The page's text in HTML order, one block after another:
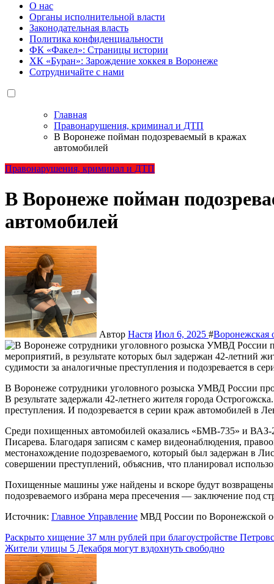
О нас
Органы исполнительной власти
Законодательная власть
Политика конфиденциальности
ФК «Факел»: Страницы истории
ХК «Буран»: Зарождение хоккея в Воронеже
Сотрудничайте с нами
Главная
Правонарушения, криминал и ДТП
В Воронеже пойман подозреваемый в кражах
автомобилей
Правонарушения, криминал и ДТП
В Воронеже пойман
автомобилей
Автор Настя Июл 6, 2025 #Воронежская
В Воронеже сотрудники уголовного розыска УМВД России провели комплекс оперативно-розыскных мероприятий.
В результате задержали 42-летнего жителя города
преступления. И подозревается в серии краж автомобилей в
Среди похищенных автомобилей оказались «БМВ-735» и ВАЗ-
Писарева. Благодаря записям с камер видеонаблюдения,
местонахождение подозреваемого, который был задержан в
совершении преступлений, объяснив, что планировал
Похищенные машины уже найдены и вскоре будут
подозреваемого избрана мера пресечения — заключение под
Источник: Главное Управление МВД России по Воронежской
Навигация
по
записям
Раскрыто хищение 37 млн рублей при благоустройстве
Жители улицы 5 Декабря могут вздохнуть свободно